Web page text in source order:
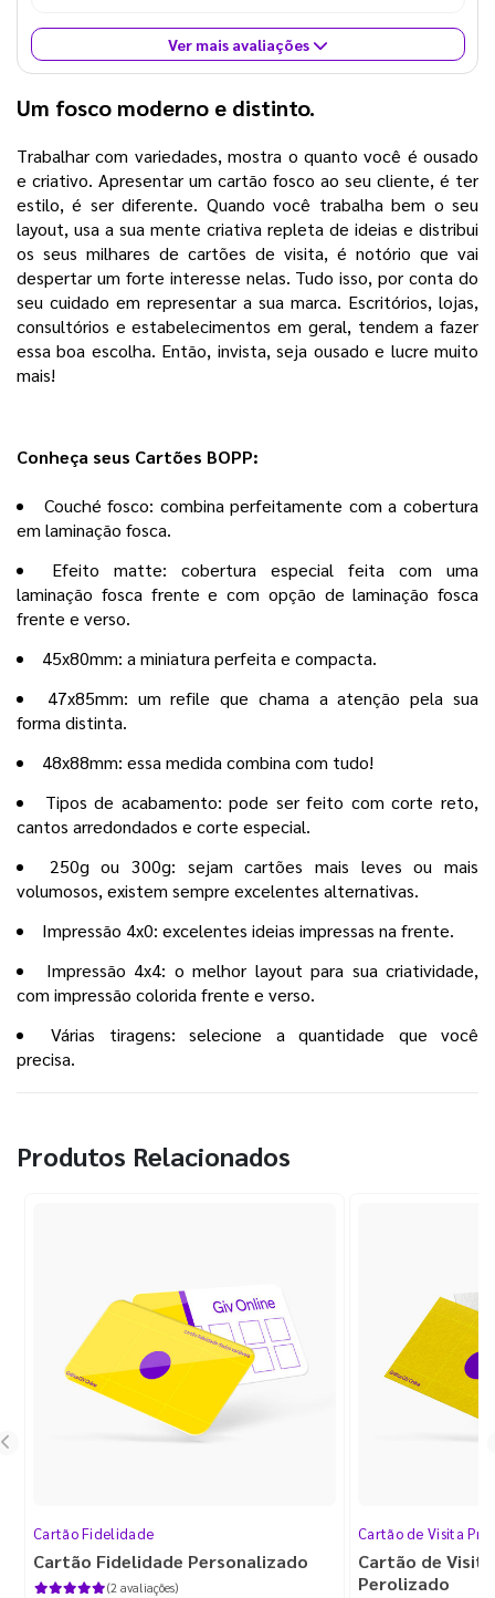
Ver mais avaliações
Um fosco moderno e distinto.
Trabalhar com variedades, mostra o quanto você é ousado
e criativo. Apresentar um cartão fosco ao seu cliente, é ter
estilo, é ser diferente. Quando você trabalha bem o seu
layout, usa a sua mente criativa repleta de ideias e distribui
os seus milhares de cartões de visita, é notório que vai
despertar um forte interesse nelas. Tudo isso, por conta do
seu cuidado em representar a sua marca. Escritórios, lojas,
consultórios e estabelecimentos em geral, tendem a fazer
essa boa escolha. Então, invista, seja ousado e lucre muito
mais!
Conheça seus Cartões BOPP:
Couché fosco: combina perfeitamente com a cobertura
em laminação fosca.
Efeito matte: cobertura especial feita com uma
laminação fosca frente e com opção de laminação fosca
frente e verso.
45x80mm: a miniatura perfeita e compacta.
47x85mm: um refile que chama a atenção pela sua
forma distinta.
48x88mm: essa medida combina com tudo!
Tipos de acabamento: pode ser feito com corte reto,
cantos arredondados e corte especial.
250g ou 300g: sejam cartões mais leves ou mais
volumosos, existem sempre excelentes alternativas.
Impressão 4x0: excelentes ideias impressas na frente.
Impressão 4x4: o melhor layout para sua criatividade,
com impressão colorida frente e verso.
Várias tiragens: selecione a quantidade que você
precisa.
Produtos Relacionados
Cartão Fidelidade
Cartão Fidelidade Personalizado
(2 avaliações)
Cartão de Visita
Cartão de
Perolizado